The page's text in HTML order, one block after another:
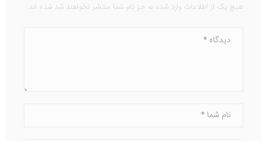
هیچ یک از اطلاعات وارد شده به جز نام شما منتشر نخواهند شد شده اند.